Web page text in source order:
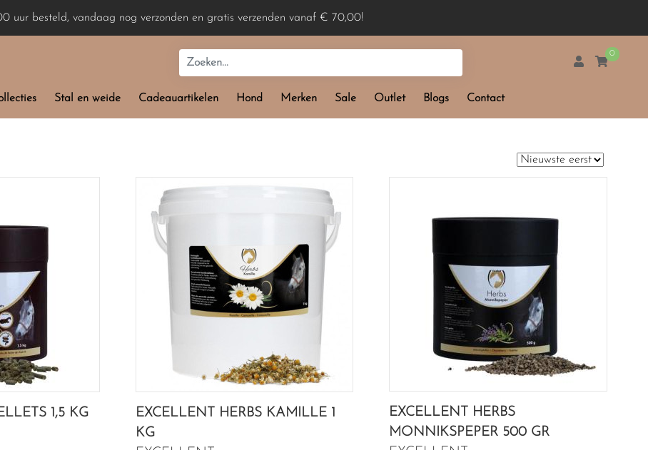
uur besteld, vandaag nog verzonden en gratis verzenden vanaf € 70,00!
0
Stal en weide Cadeauartikelen Hond Merken Sale Outlet Blogs Contact
1,5 KG
EXCELLENT HERBS KAMILLE 1
KG
EXCELLENT HERBS
MONNIKSPEPER 500 GR